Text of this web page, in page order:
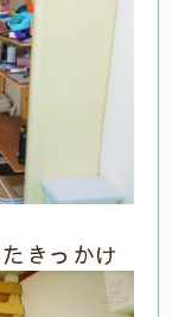
きっかけ